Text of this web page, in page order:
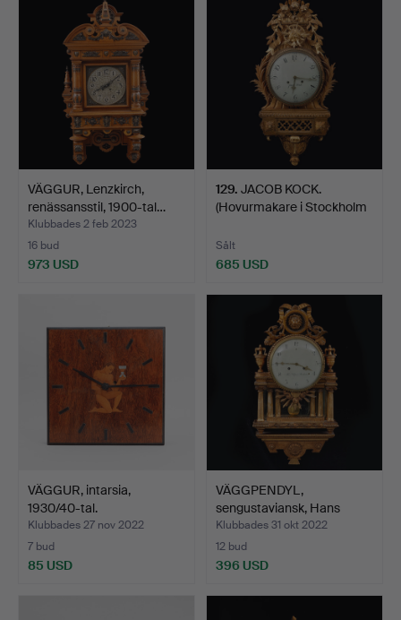
VÄGGUR, Lenzkirch,
renässansstil, 1900-tal…
Klubbades 2 feb 2023
16 bud
973 USD
129. JACOB KOCK.
(Hovurmakare i Stockholm
Sålt
685 USD
VÄGGUR, intarsia,
1930/40-tal.
Klubbades 27 nov 2022
7 bud
85 USD
VÄGGPENDYL,
sengustaviansk, Hans
Westman, …
Klubbades 31 okt 2022
12 bud
396 USD